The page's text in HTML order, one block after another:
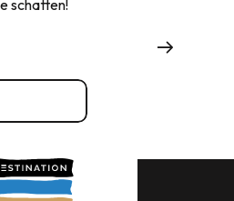
schatten!